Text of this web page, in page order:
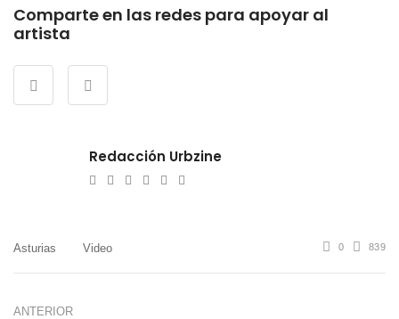
Comparte en las redes para apoyar al
artista
Redacción Urbzine
WebsiteTwitterFacebook
Youtube
Asturias Video 0 839
ANTERIOR